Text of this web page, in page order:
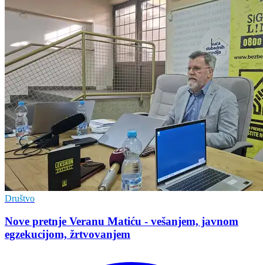
Društvo
Nove pretnje Veranu Matiću - vešanjem, javnom
egzekucijom, žrtvovanjem